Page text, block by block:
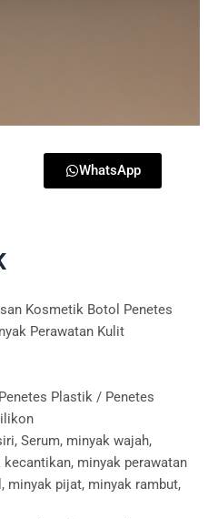
WhatsApp
Kosmetik Botol Penetes
Perawatan Kulit
Plastik / Penetes
Serum, minyak wajah,
minyak perawatan
minyak pijat, minyak rambut,